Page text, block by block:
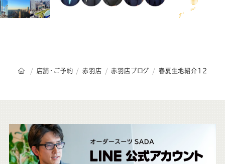
オーダースーツSADAのトップページ
店舗・ご予約 赤羽店 赤羽店ブログ 春夏生地紹介12
こ
ち